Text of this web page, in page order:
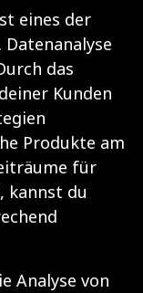
eines der
das
Kunden
Produkte am
für
kannst du
Analyse von